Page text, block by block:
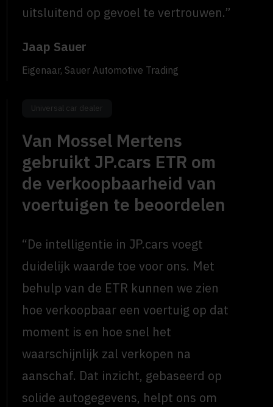
uitsluitend op gevoel te vertrouwen.”
Jaap Sauer
Eigenaar, Sauer Automotive Trading
Universal car dealer
Van Mossel Mertens
gebruikt JP.cars ETR om
de verkoopbaarheid van
voertuigen te beoordelen
“De intelligentie in JP.cars voegt
duidelijk waarde toe voor ons. Met
behulp van de ETR kunnen we zien
hoe verkoopbaar een voertuig op dat
moment is en hoe snel het
waarschijnlijk zal verkopen na
aanschaf. Dat inzicht, gebaseerd op
solide autogegevens, helpt ons om